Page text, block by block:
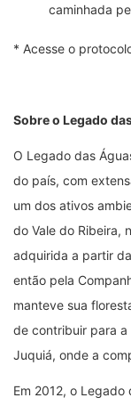
caminhada
* Acesse o
Sobre o Legado
O Legado das
do país, com
um dos ativos
do Vale do Ribeira,
adquirida a partir
então pela
manteve sua
de contribuir para
Juquiá, onde a
Em 2012, o